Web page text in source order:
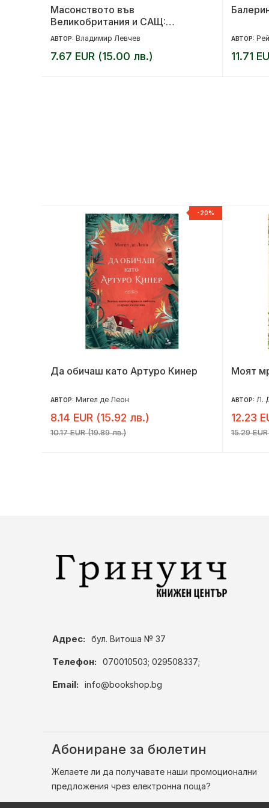
Масонството във
Великобритания и САЩ:
исторически документи и митове
АВТОР: Владимир Левчев
7.67 EUR (15.00 лв.)
АВТОР:
11.71
-20%
Да обичаш като Артуро Кинер
АВТОР: Мигел де Леон
8.14 EUR (15.92 лв.)
10.17 EUR (19.89 лв.)
Моят
АВТОР: Л.
12.23
15.29
Адрес: бул. Витоша № 37
Телефон: 070010503; 029508337;
Email: info@bookshop.bg
Абониране за бюлетин
Желаете ли да получавате наши промоционални
предложения чрез електронна поща?